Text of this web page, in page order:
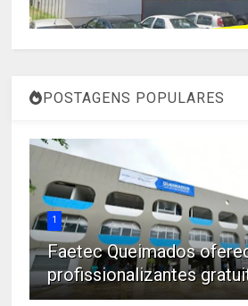
POSTAGENS POPULARES
1
Faetec Queimados
profissionalizantes